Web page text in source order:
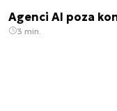
Agenci AI poza
3 min.